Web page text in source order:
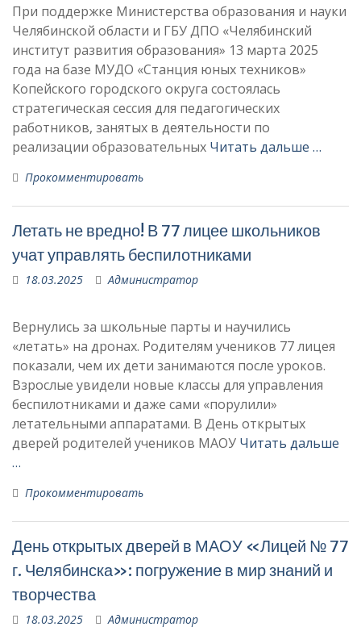
При поддержке Министерства образования и науки
Челябинской области и ГБУ ДПО «Челябинский
институт развития образования» 13 марта 2025
года на базе МУДО «Станция юных техников»
Копейского городского округа состоялась
стратегическая сессия для педагогических
работников, занятых в деятельности по
реализации образовательных Читать дальше …
Прокомментировать
Летать не вредно! В 77 лицее школьников
учат управлять беспилотниками
18.03.2025 Администратор
Вернулись за школьные парты и научились
«летать» на дронах. Родителям учеников 77 лицея
показали, чем их дети занимаются после уроков.
Взрослые увидели новые классы для управления
беспилотниками и даже сами «порулили»
летательными аппаратами. В День открытых
дверей родителей учеников МАОУ Читать дальше
…
Прокомментировать
День открытых дверей в МАОУ «Лицей № 77
г. Челябинска»: погружение в мир знаний и
творчества
18.03.2025 Администратор